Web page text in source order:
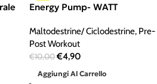
Energy Pump- WATT
Maltodestrine/ Ciclodestrine, Pre-
Post Workout
€10,00€4,90
Aggiungi Al Carrello